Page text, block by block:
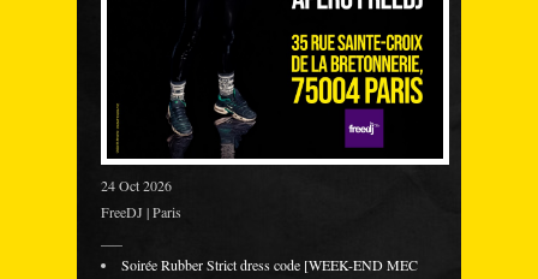
24 Oct 2026
FreeDJ | Paris
Soirée Rubber Strict dress code [WEEK-END MEC